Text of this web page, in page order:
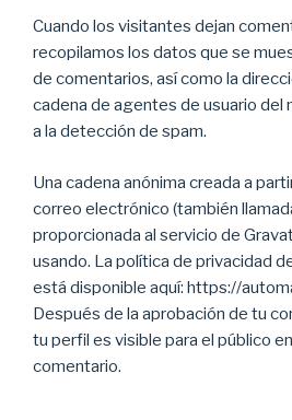
Cuando los visitantes dejan
recopilamos los datos que se
de comentarios, así como la
cadena de agentes de usuario del
a la detección de spam.
Una cadena anónima creada a
correo electrónico (también
proporcionada al servicio de
usando. La política de privacidad
está disponible aquí: https://
Después de la aprobación de tu
tu perfil es visible para el público
comentario.